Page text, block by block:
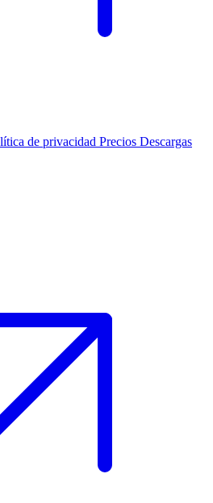
de privacidad Precios Descargas